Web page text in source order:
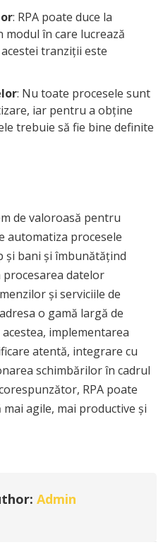
: RPA poate duce la
modul în care lucrează
tranziții este
: Nu toate procesele sunt
iar pentru a obține
trebuie să fie bine definite
de valoroasă pentru
automatiza procesele
și bani și îmbunătățind
datelor
și serviciile de
o gamă largă de
implementarea
atentă, integrare cu
schimbărilor în cadrul
RPA poate
agile, mai productive și
Admin